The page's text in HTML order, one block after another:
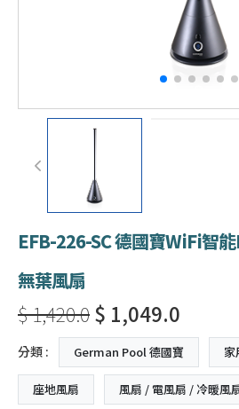
EFB-226-SC 德國寶WiFi智
無葉風扇
$ 1,420.0$ 1,049.0
分類 : German Pool 德國寶 家
座地風扇 風扇 / 電風扇 / 冷暖風